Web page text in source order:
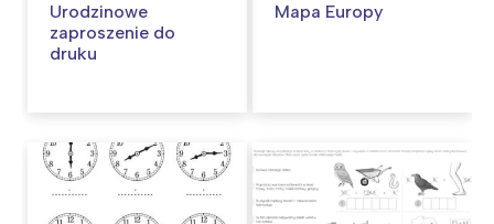
Urodzinowe
zaproszenie do
druku
Mapa Europy